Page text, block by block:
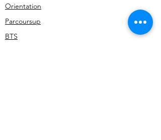
Orientation
Parcoursup
BTS